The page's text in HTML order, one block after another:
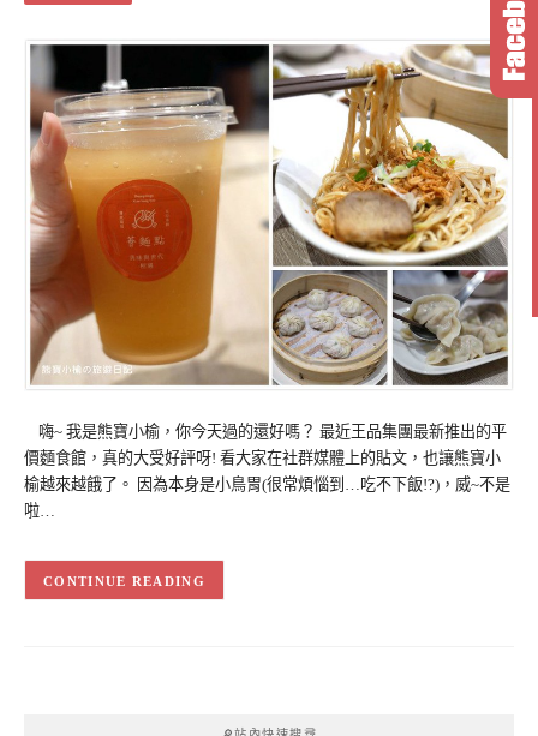
嗨~ 我是熊寶小榆，你今天過的還好嗎？ 最近王品集團最新推出的平
價麵食館，真的大受好評呀! 看大家在社群媒體上的貼文，也讓熊寶小
榆越來越餓了。 因為本身是小鳥胃(很常煩惱到…吃不下飯!?)，威~不是
啦…
CONTINUE READING